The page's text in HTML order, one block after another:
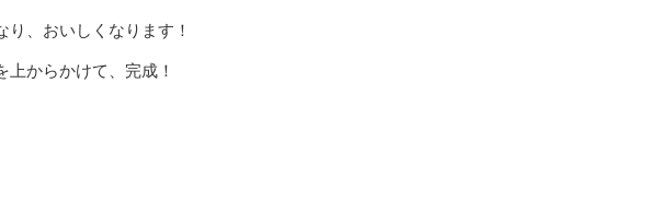
、おいしくなります！
からかけて、完成！